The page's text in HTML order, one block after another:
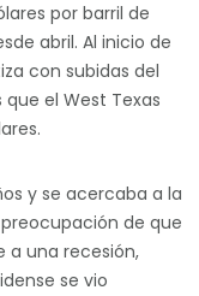
por barril de
abril. Al inicio de
con subidas del
que el West Texas
y se acercaba a la
de que
a una recesión,
se vio